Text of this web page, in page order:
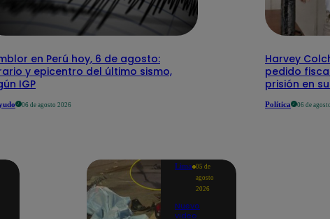
en Perú hoy, 6 de agosto:
y epicentro del último sismo,
IGP
06 de agosto 2026
Harvey
pedido
prisión en
Política 06 de
Lima 05 de
agosto
2026
Nuevo
video